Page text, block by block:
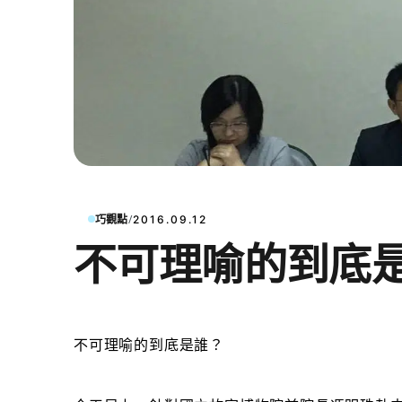
巧觀點/2016.09.12
不可理喻的到底
不可理喻的到底是誰 ？